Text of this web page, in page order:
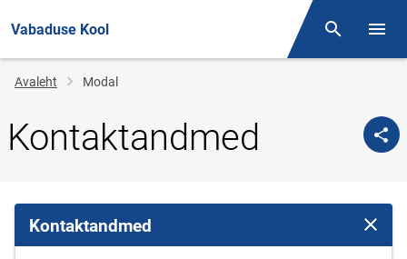
Vabaduse Kool Otsing
Jälglink
Avaleht Modal
Kontaktandmed
Kontaktandmed Sulge